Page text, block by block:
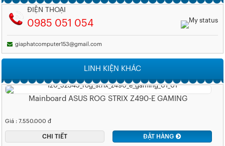
ĐIỆN THOẠI
0985 051 054
giaphatcomputer153@gmail.com
LINH KIỆN KHÁC
Mainboard ASUS ROG STRIX Z490-E GAMING
Giá : 7.550.000 đ
CHI TIẾT ĐẶT HÀNG